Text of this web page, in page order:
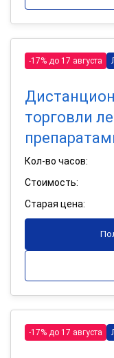
-17% до 17 августа
торговли
Кол-во часов:
Стоимость:
Старая цена:
-17% до 17 августа